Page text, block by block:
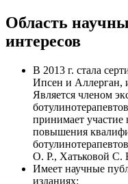
Область
интересов
В 2013 г. стала
Ипсен и Аллерган,
Является членом
принимает участие
повышения
О. Р., Хатьковой С.
Имеет научные
изданиях: